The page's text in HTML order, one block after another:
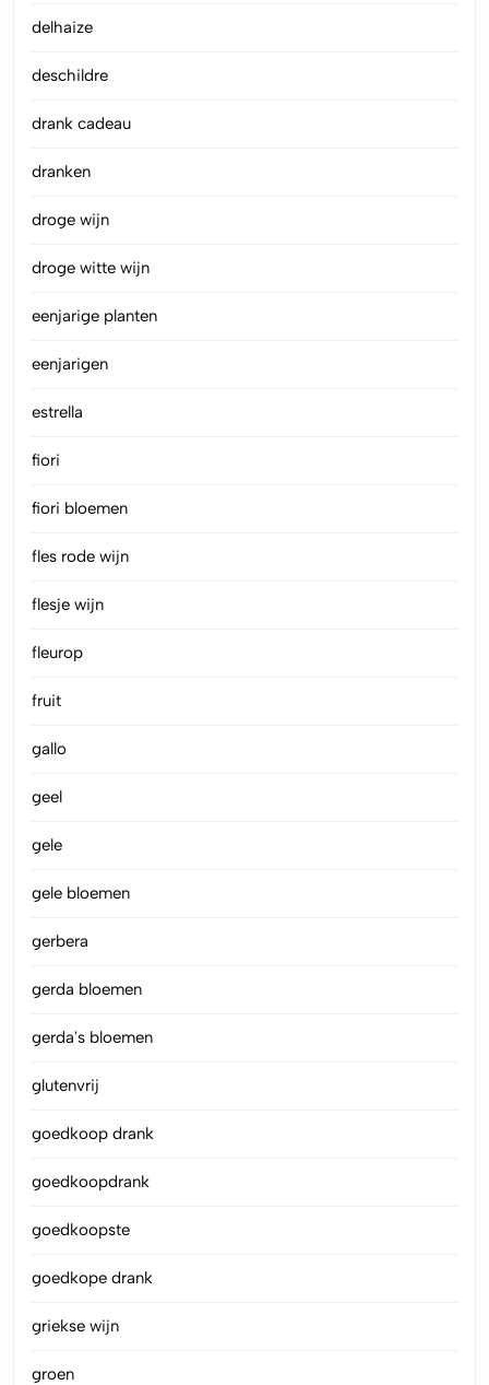
delhaize
deschildre
drank cadeau
dranken
droge wijn
droge witte wijn
eenjarige planten
eenjarigen
estrella
fiori
fiori bloemen
fles rode wijn
flesje wijn
fleurop
fruit
gallo
geel
gele
gele bloemen
gerbera
gerda bloemen
gerda's bloemen
glutenvrij
goedkoop drank
goedkoopdrank
goedkoopste
goedkope drank
griekse wijn
groen